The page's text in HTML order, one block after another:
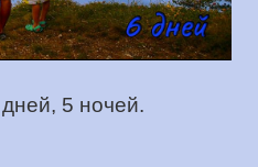
5 ночей.